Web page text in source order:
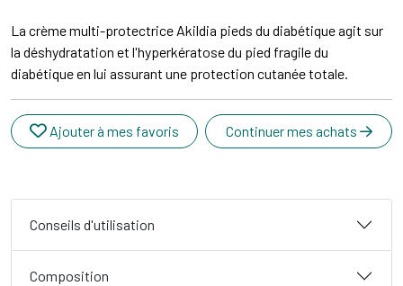
La crème multi-protectrice Akildia pieds du diabétique agit sur
la déshydratation et l'hyperkératose du pied fragile du
diabétique en lui assurant une protection cutanée totale.
Ajouter à mes favoris Continuer mes achats
Conseils d'utilisation
Composition